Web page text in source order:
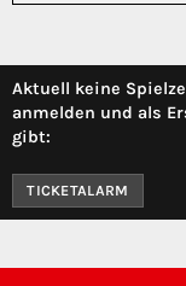
Aktuell keine
anmelden und als
gibt:
TICKETALARM